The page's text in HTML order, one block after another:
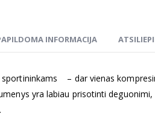
INFORMACIJA
– dar vienas
yra labiau prisotinti